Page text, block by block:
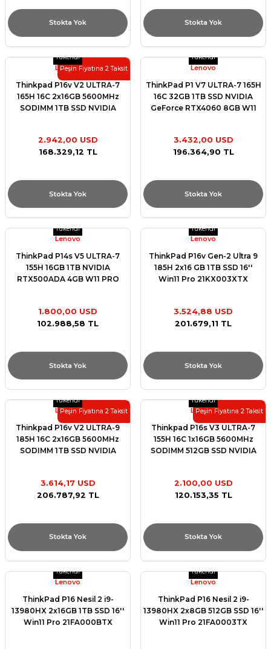
Stokta Yok Stokta Yok
Tükendi
Peşin Fiyatına 2 Taksit
Lenovo
Thinkpad P16v V2 ULTRA-7
165H 16C 2x16GB 5600MHz
SODIMM 1TB SSD NVIDIA
2.942,00 USD
168.329,12 TL
Stokta Yok
Tükendi
Lenovo
ThinkPad P1 V7 ULTRA-7 165H
16C 32GB 1TB SSD NVIDIA
GeForce RTX4060 8GB W11
3.432,00 USD
196.364,90 TL
Stokta Yok
Tükendi
Lenovo
ThinkPad P14s V5 ULTRA-7
155H 16GB 1TB NVIDIA
RTX500ADA 4GB W11 PRO
1.800,00 USD
102.988,58 TL
Stokta Yok
Tükendi
Lenovo
ThinkPad P16v Gen-2 Ultra 9
185H 2x16 GB 1TB SSD 16''
Win11 Pro 21KX003XTX
3.524,88 USD
201.679,11 TL
Stokta Yok
Tükendi
Peşin Fiyatına 2 Taksit
Lenovo
Thinkpad P16v V2 ULTRA-9
185H 16C 2x16GB 5600MHz
SODIMM 1TB SSD NVIDIA
3.614,17 USD
206.787,92 TL
Stokta Yok
Tükendi
Peşin Fiyatına 2 Taksit
Lenovo
Thinkpad P16s V3 ULTRA-7
155H 16C 1x16GB 5600MHz
SODIMM 512GB SSD NVIDIA
2.100,00 USD
120.153,35 TL
Stokta Yok
Tükendi
Lenovo
ThinkPad P16 Nesil 2 i9-
13980HX 2x16GB 1TB SSD 16''
Win11 Pro 21FA000BTX
Tükendi
Lenovo
ThinkPad P16 Nesil 2 i9-
13980HX 2x8GB 512GB SSD 16''
Win11 Pro 21FA0003TX